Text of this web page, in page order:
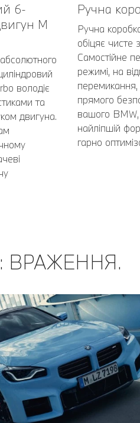
6-
M
володіє
та
двигуна.
Ручна
Ручна
обіцяє чисте
Самостійне
режимі, на
прямого
вашого BMW,
найліпшій
гарно
ВРАЖЕННЯ.